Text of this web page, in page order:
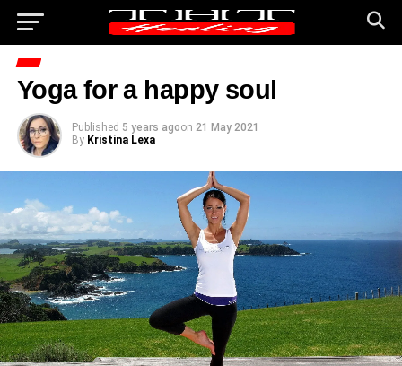
Yoga for a happy soul
Published 5 years agoon 21 May 2021
By Kristina Lexa